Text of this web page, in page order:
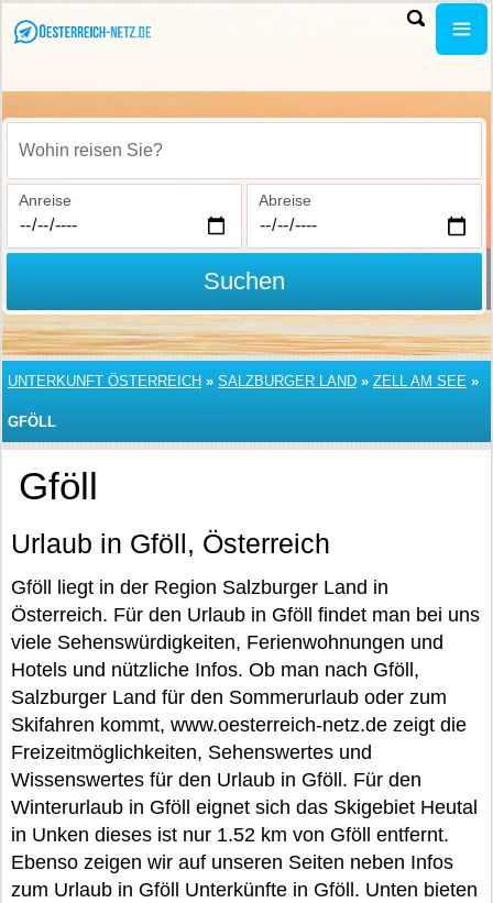
Wohin reisen Sie?
Anreise Abreise
Suchen
UNTERKUNFT ÖSTERREICH » SALZBURGER LAND » ZELL AM SEE »
GFÖLL
Gföll
Urlaub in Gföll, Österreich
Gföll liegt in der Region Salzburger Land in
Österreich. Für den Urlaub in Gföll findet man bei uns
viele Sehenswürdigkeiten, Ferienwohnungen und
Hotels und nützliche Infos. Ob man nach Gföll,
Salzburger Land für den Sommerurlaub oder zum
Skifahren kommt, www.oesterreich-netz.de zeigt die
Freizeitmöglichkeiten, Sehenswertes und
Wissenswertes für den Urlaub in Gföll. Für den
Winterurlaub in Gföll eignet sich das Skigebiet Heutal
in Unken dieses ist nur 1.52 km von Gföll entfernt.
Ebenso zeigen wir auf unseren Seiten neben Infos
zum Urlaub in Gföll Unterkünfte in Gföll. Unten bieten